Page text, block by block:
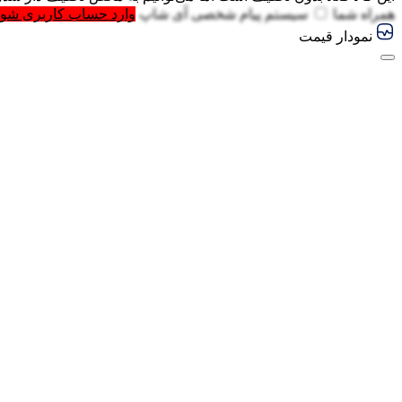
همراه شما
سیستم پیام شخصی آی شاپ وارد حساب کاربری
نمودار قیمت